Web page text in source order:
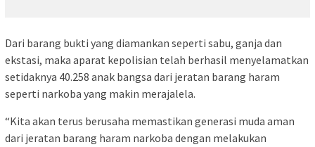
Dari barang bukti yang diamankan seperti sabu, ganja dan
ekstasi, maka aparat kepolisian telah berhasil menyelamatkan
setidaknya 40.258 anak bangsa dari jeratan barang haram
seperti narkoba yang makin merajalela.
“Kita akan terus berusaha memastikan generasi muda aman
dari jeratan barang haram narkoba dengan melakukan